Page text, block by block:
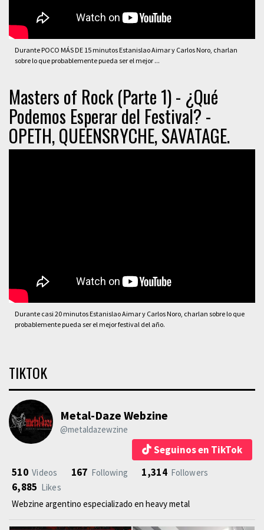
Durante POCO MÁS DE 15 minutos Estanislao Aimar y Carlos Noro, charlan
sobre lo que probablemente pueda ser el mejor ...
Masters of Rock (Parte 1) - ¿Qué
Podemos Esperar del Festival? -
OPETH, QUEENSRYCHE, SAVATAGE.
Durante casi 20 minutos Estanislao Aimar y Carlos Noro, charlan sobre lo que
probablemente pueda ser el mejor festival del año.
TIKTOK
Metal-Daze Webzine
@metaldazewzine
Seguinos en TikTok
510 Videos 167 Following 1,314 Followers
6,885 Likes
Webzine argentino especializado en heavy metal